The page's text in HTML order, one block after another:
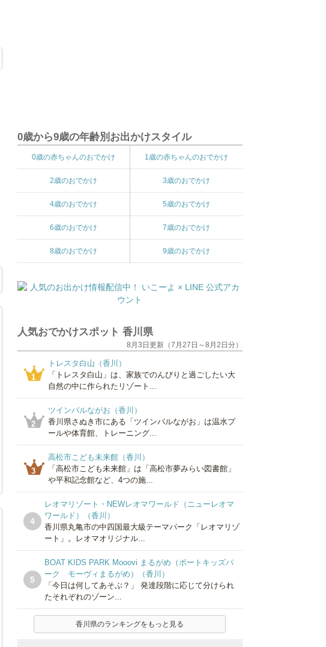
0歳から9歳の年齢別お出かけスタイル
0歳の赤ちゃんのおでかけ 1歳の赤ちゃんのおでかけ
2歳のおでかけ 3歳のおでかけ
4歳のおでかけ 5歳のおでかけ
6歳のおでかけ 7歳のおでかけ
8歳のおでかけ 9歳のおでかけ
人気おでかけスポット 香川県
8月3日更新（7月27日～8月2日分）
1
トレスタ白山（香川）
「トレスタ白山」は、家族でのんびりと過ごしたい大
自然の中に作られたリゾート...
2
ツインパルながお（香川）
香川県さぬき市にある「ツインパルながお」は温水プ
ールや体育館、トレーニング...
3
高松市こども未来館（香川）
「高松市こども未来館」は「高松市夢みらい図書館」
や平和記念館など、4つの施...
4
レオマリゾート・NEWレオマワールド（ニューレオマ
ワールド）（香川）
香川県丸亀市の中四国最大級テーマパーク「レオマリゾ
ート」。レオマオリジナル...
5
BOAT KIDS PARK Mooovi まるがめ（ボートキッズパ
ーク モーヴィまるがめ）（香川）
「今日は何してあそぶ？」 発達段階に応じて分けられ
たそれぞれのゾーン...
香川県のランキングをもっと見る